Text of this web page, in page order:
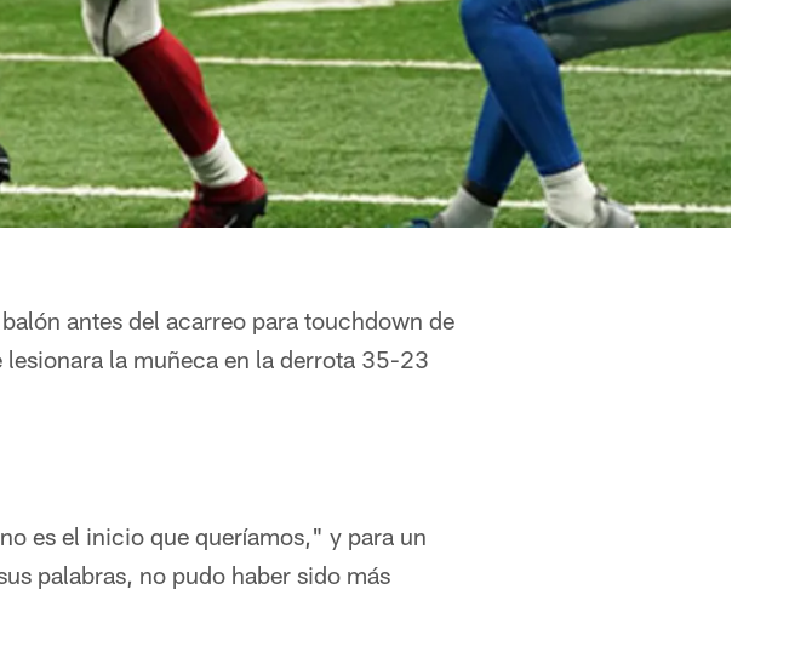
antes del acarreo para touchdown de
la muñeca en la derrota 35-23
es el inicio que queríamos," y para un
palabras, no pudo haber sido más